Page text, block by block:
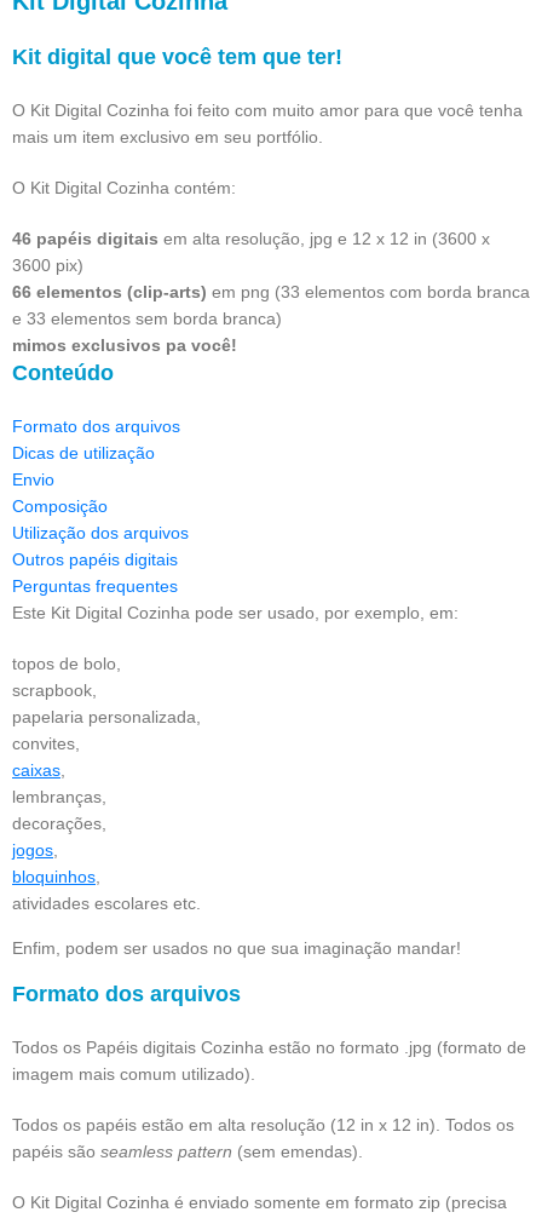
Kit digital que você tem que ter!
O Kit Digital Cozinha foi feito com muito amor para que você tenha
mais um item exclusivo em seu portfólio.
O Kit Digital Cozinha contém:
46 papéis digitais em alta resolução, jpg e 12 x 12 in (3600 x
3600 pix)
66 elementos (clip-arts) em png (33 elementos com borda branca
e 33 elementos sem borda branca)
mimos exclusivos pa você!
Conteúdo
Formato dos arquivos
Dicas de utilização
Envio
Composição
Utilização dos arquivos
Outros papéis digitais
Perguntas frequentes
Este Kit Digital Cozinha pode ser usado, por exemplo, em:
topos de bolo,
scrapbook,
papelaria personalizada,
convites,
caixas,
lembranças,
decorações,
jogos,
bloquinhos,
atividades escolares etc.
Enfim, podem ser usados no que sua imaginação mandar!
Formato dos arquivos
Todos os Papéis digitais Cozinha estão no formato .jpg (formato de
imagem mais comum utilizado).
Todos os papéis estão em alta resolução (12 in x 12 in). Todos os
papéis são seamless pattern (sem emendas).
O Kit Digital Cozinha é enviado somente em formato zip (precisa